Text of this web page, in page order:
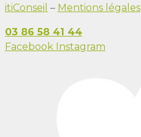
itiConseil – Mentions légales
03 86 58 41 44
Facebook Instagram